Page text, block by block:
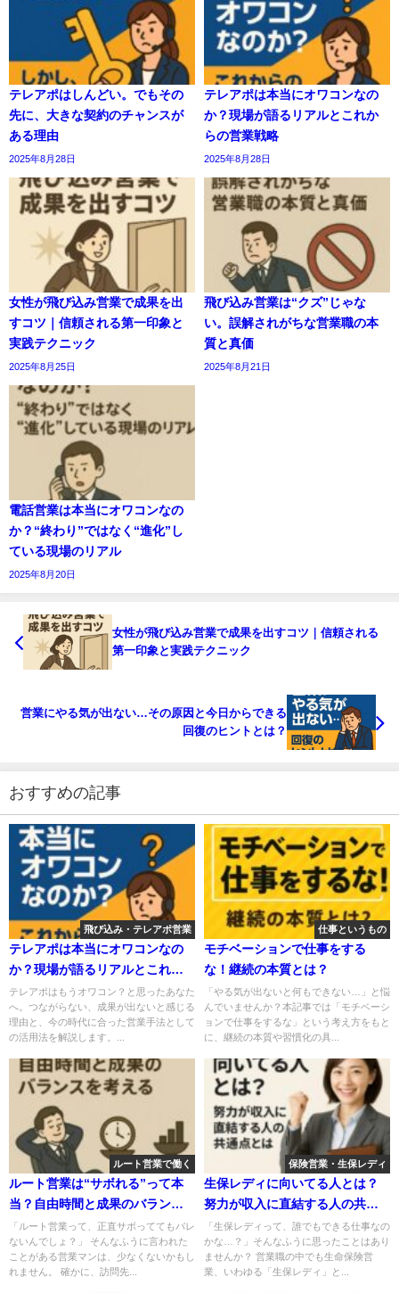
テレアポはしんどい。でもその
先に、大きな契約のチャンスが
ある理由
2025年8月28日
テレアポは本当にオワコンなの
か？現場が語るリアルとこれか
らの営業戦略
2025年8月28日
女性が飛び込み営業で成果を出
すコツ｜信頼される第一印象と
実践テクニック
2025年8月25日
飛び込み営業は“クズ”じゃな
い。誤解されがちな営業職の本
質と真価
2025年8月21日
電話営業は本当にオワコンなの
か？“終わり”ではなく“進化”し
ている現場のリアル
2025年8月20日
女性が飛び込み営業で成果を出すコツ｜信頼される
第一印象と実践テクニック
営業にやる気が出ない…その原因と今日からできる
回復のヒントとは？
おすすめの記事
飛び込み・テレアポ営業
テレアポは本当にオワコンなの
か？現場が語るリアルとこれか
らの営業戦略
テレアポはもうオワコン？と思ったあなた
へ。つながらない、成果が出ないと感じる
理由と、今の時代に合った営業手法として
の活用法を解説します。...
仕事というもの
モチベーションで仕事をする
な！継続の本質とは？
「やる気が出ないと何もできない…」と悩
んでいませんか？本記事では「モチベーシ
ョンで仕事をするな」という考え方をもと
に、継続の本質や習慣化の具...
ルート営業で働く
ルート営業は“サボれる”って本
当？自由時間と成果のバランス
を考える
「ルート営業って、正直サボっててもバレ
ないんでしょ？」 そんなふうに言われた
ことがある営業マンは、少なくないかもし
れません。 確かに、訪問先...
保険営業・生保レディ
生保レディに向いてる人とは？
努力が収入に直結する人の共通
点とは
「生保レディって、誰でもできる仕事なの
かな…？」そんなふうに思ったことはあり
ませんか？ 営業職の中でも生命保険営
業、いわゆる「生保レディ」と...